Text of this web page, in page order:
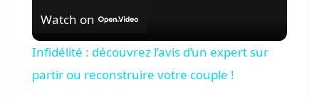
a
Watch on
Infidélité : découvrez l’avis d’un expert sur
partir ou reconstruire votre couple !